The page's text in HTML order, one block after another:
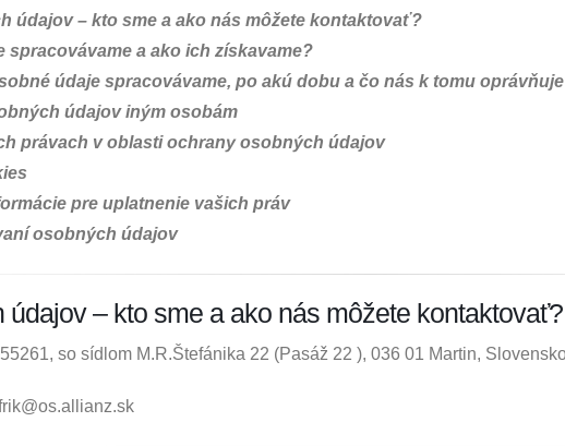
údajov – kto sme a ako nás môžete kontaktovať?
spracovávame a ako ich získavame?
údaje spracovávame, po akú dobu a čo nás k tomu
údajov iným osobám
právach v oblasti ochrany osobných údajov
pre uplatnenie vašich práv
osobných údajov
údajov – kto sme a ako nás môžete kontaktovať?
so sídlom M.R.Štefánika 22 (Pasáž 22 ), 036 01 Martin,